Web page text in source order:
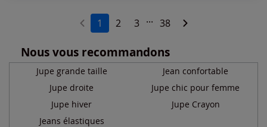
1 2 3 ... 38
Nous vous recommandons
Jupe grande taille
Jupe droite
Jean confortable
Jupe chic pour femme
Jupe hiver
Jeans élastiques
Jupe Crayon